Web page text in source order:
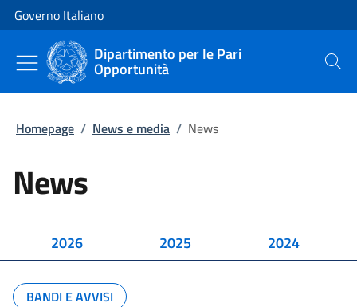
Vai al contenuto
Vai alla navigazione del sito
Governo Italiano
Dipartimento per le Pari
Opportunità Cerca
Homepage / News e media / News
News
2026 2025 2024
BANDI E AVVISI